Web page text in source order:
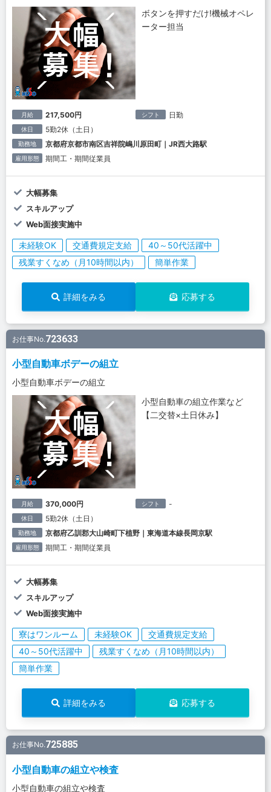
ボタンを押すだけ!機械オペレ
ーター担当
月給 217,500円 シフト 日勤
休日 5勤2休（土日）
勤務地 京都府京都市南区吉祥院嶋川原田町｜JR西大路駅
雇用形態 期間工・期間従業員
大幅募集
スキルアップ
Web面接実施中
未経験OK 交通費規定支給
40～50代活躍中
残業すくなめ（月10時間以内）
簡単作業
詳細をみる 応募する
お仕事No.723633
小型自動車ボデーの組立
小型自動車ボデーの組立
小型自動車の組立作業など
【二交替×土日休み】
月給 370,000円 シフト -
休日 5勤2休（土日）
勤務地 京都府乙訓郡大山崎町下植野｜東海道本線長岡京駅
雇用形態 期間工・期間従業員
大幅募集
スキルアップ
Web面接実施中
寮はワンルーム 未経験OK
交通費規定支給
40～50代活躍中
残業すくなめ（月10時間以内）
簡単作業
詳細をみる 応募する
お仕事No.725885
小型自動車の組立や検査
小型自動車の組立や検査